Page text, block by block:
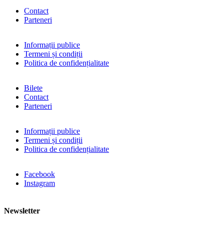
Contact
Parteneri
Informații publice
Termeni și condiții
Politica de confidențialitate
Bilete
Contact
Parteneri
Informații publice
Termeni și condiții
Politica de confidențialitate
Facebook
Instagram
Newsletter